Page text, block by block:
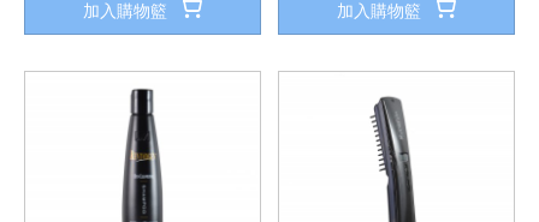
加入購物籃 加入購物籃